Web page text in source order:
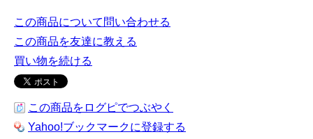
この商品について問い合わせる
この商品を友達に教える
買い物を続ける
この商品をログピでつぶやく
Yahoo!ブックマークに登録する